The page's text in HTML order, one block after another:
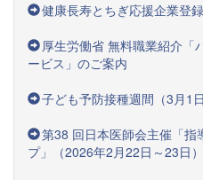
健康長寿とちぎ応援企業登
厚生労働省 無料職業紹介「
ービス」のご案内
子ども予防接種週間（3月1
第38 回日本医師会主催「指
プ」（2026年2月22日～23日